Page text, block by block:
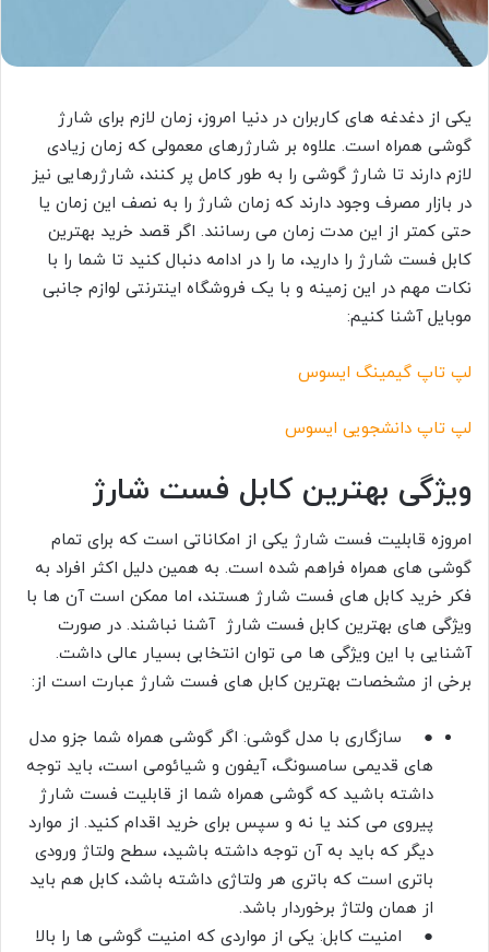
یکی از دغدغه های کاربران در دنیا امروز، زمان لازم برای شارژ
گوشی همراه است. علاوه بر شارژرهای معمولی که زمان زیادی
لازم دارند تا شارژ گوشی را به طور کامل پر کنند، شارژرهایی نیز
در بازار مصرف وجود دارند که زمان شارژ را به نصف این زمان یا
حتی کمتر از این مدت زمان می رسانند. اگر قصد خرید بهترین
کابل فست شارژ را دارید، ما را در ادامه دنبال کنید تا شما را با
نکات مهم در این زمینه و با یک فروشگاه اینترنتی لوازم جانبی
موبایل آشنا کنیم:
لپ تاپ گیمینگ ایسوس
لپ تاپ دانشجویی ایسوس
ویژگی بهترین کابل فست شارژ
امروزه قابلیت فست شارژ یکی از امکاناتی است که برای تمام
گوشی های همراه فراهم شده است. به همین دلیل اکثر افراد به
فکر خرید کابل های فست شارژ هستند، اما ممکن است آن ها با
ویژگی های بهترین کابل فست شارژ آشنا نباشند. در صورت
آشنایی با این ویژگی ها می توان انتخابی بسیار عالی داشت.
برخی از مشخصات بهترین کابل های فست شارژ عبارت است از:
● سازگاری با مدل گوشی: اگر گوشی همراه شما جزو مدل‌
های قدیمی‌ سامسونگ، آیفون و شیائومی است، باید توجه
داشته باشید که گوشی همراه شما از قابلیت فست شارژ
پیروی می کند یا نه و سپس برای خرید اقدام کنید. از موارد
دیگر که باید به آن توجه داشته باشید، سطح ولتاژ ورودی
باتری است‌ که باتری هر ولتاژی داشته باشد، کابل هم باید
از همان ولتاژ برخوردار باشد.
● امنیت کابل: یکی از مواردی که امنیت گوشی ها را بالا